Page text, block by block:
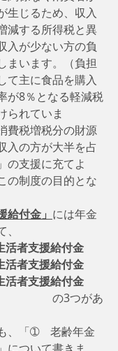
生じるため、収入
減する所得税と異
入が少ない方の負
まいます。（負担
て主に食品を購入
が8％となる軽減税
られていま
費税増税分の財源
入の方が大半を占
の支援に充てよ
の制度の目的とな
給付金」 には年金
者支援給付金
者支援給付金
者支援給付金
があ
、「➀　老齢年金